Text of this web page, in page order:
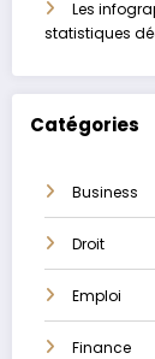
Les
statistiques
Catégories
Business
Droit
Emploi
Finance